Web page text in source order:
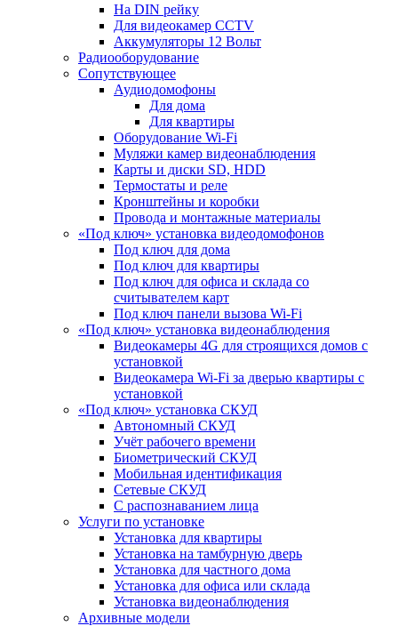
На DIN рейку
Для видеокамер CCTV
Аккумуляторы 12 Вольт
Радиооборудование
Сопутствующее
Аудиодомофоны
Для дома
Для квартиры
Оборудование Wi-Fi
Муляжи камер видеонаблюдения
Карты и диски SD, HDD
Термостаты и реле
Кронштейны и коробки
Провода и монтажные материалы
«Под ключ» установка видеодомофонов
Под ключ для дома
Под ключ для квартиры
Под ключ для офиса и склада со
считывателем карт
Под ключ панели вызова Wi-Fi
«Под ключ» установка видеонаблюдения
Видеокамеры 4G для строящихся домов с
установкой
Видеокамера Wi-Fi за дверью квартиры с
установкой
«Под ключ» установка СКУД
Автономный СКУД
Учёт рабочего времени
Биометрический СКУД
Мобильная идентификация
Сетевые СКУД
С распознаванием лица
Услуги по установке
Установка для квартиры
Установка на тамбурную дверь
Установка для частного дома
Установка для офиса или склада
Установка видеонаблюдения
Архивные модели